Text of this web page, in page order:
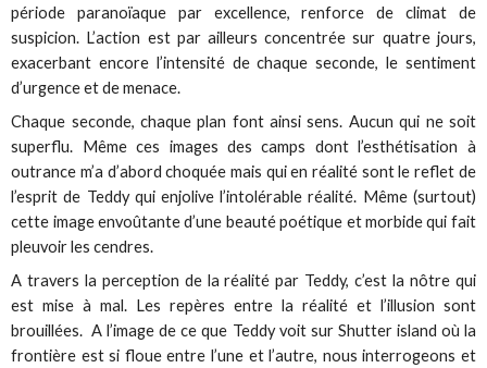
période paranoïaque par excellence, renforce de climat de
suspicion. L’action est par ailleurs concentrée sur quatre jours,
exacerbant encore l’intensité de chaque seconde, le sentiment
d’urgence et de menace.
Chaque seconde, chaque plan font ainsi sens. Aucun qui ne soit
superflu. Même ces images des camps dont l’esthétisation à
outrance m’a d’abord choquée mais qui en réalité sont le reflet de
l’esprit de Teddy qui enjolive l’intolérable réalité. Même (surtout)
cette image envoûtante d’une beauté poétique et morbide qui fait
pleuvoir les cendres.
A travers la perception de la réalité par Teddy, c’est la nôtre qui
est mise à mal. Les repères entre la réalité et l’illusion sont
brouillées. A l’image de ce que Teddy voit sur Shutter island où la
frontière est si floue entre l’une et l’autre, nous interrogeons et